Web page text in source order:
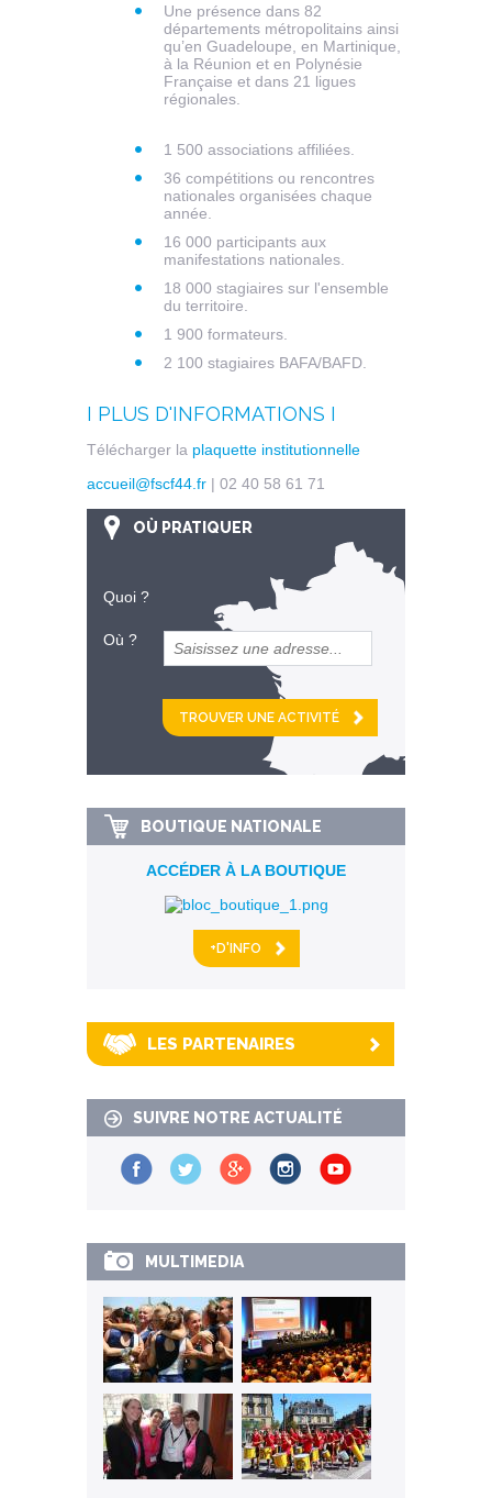
Une présence dans 82
départements métropolitains ainsi
qu’en Guadeloupe, en Martinique,
à la Réunion et en Polynésie
Française et dans 21 ligues
régionales.
1 500 associations affiliées.
36 compétitions ou rencontres
nationales organisées chaque
année.
16 000 participants aux
manifestations nationales.
18 000 stagiaires sur l'ensemble
du territoire.
1 900 formateurs.
2 100 stagiaires BAFA/BAFD.
I PLUS D'INFORMATIONS I
Télécharger la plaquette institutionnelle
accueil@fscf44.fr | 02 40 58 61 71
OÙ PRATIQUER
Quoi ?
Où ?
et
km alentour
BOUTIQUE NATIONALE
ACCÉDER À LA BOUTIQUE
+D'INFO
LES PARTENAIRES
SUIVRE NOTRE ACTUALITÉ
MULTIMEDIA